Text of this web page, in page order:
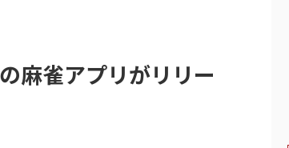
麻雀アプリがリリー